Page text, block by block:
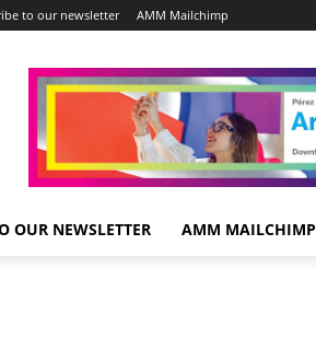
to our newsletter AMM Mailchimp
OUR NEWSLETTER AMM MAILCHIMP